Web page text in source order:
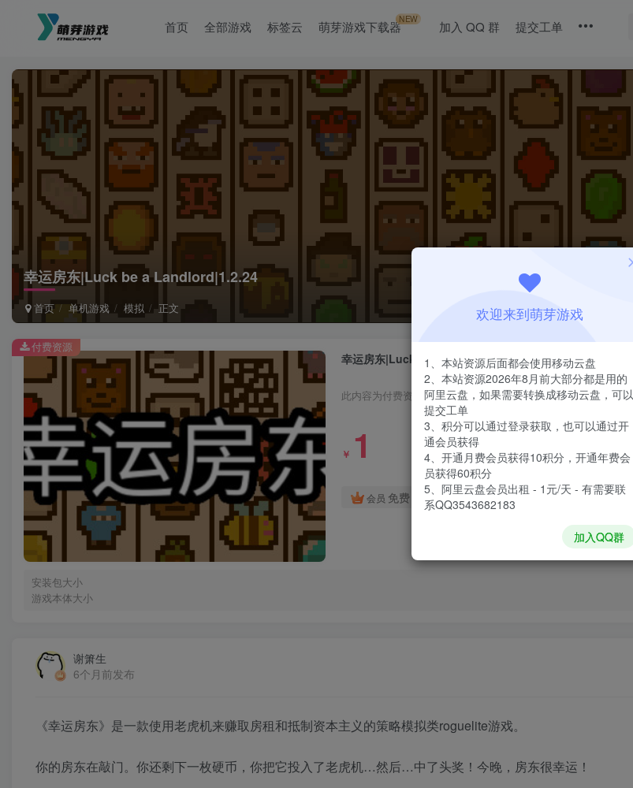
首页 全部游戏 标签云 萌芽游戏下载器NEW 加入 QQ 群 提交工单
幸运房东|Luck be a Landlord|1.2.24
首页 单机游戏 模拟 正文
幸运房东|Luck be a Landlord|1.2.24
此内容为付费资源，请付费后查看
￥ 1
会员 免费
安装包大小
游戏本体大小
付费资源
谢箫生
6个月前发布
《幸运房东》是一款使用老虎机来赚取房租和抵制资本主义的策略模拟类roguelite游戏。
你的房东在敲门。你还剩下一枚硬币，你把它投入了老虎机…然后…中了头奖！今晚，房东很幸运！
欢迎来到萌芽游戏
1、本站资源后面都会使用移动云盘
2、本站资源2026年8月前大部分都是用的
阿里云盘，如果需要转换成移动云盘，可以
提交工单
3、积分可以通过登录获取，也可以通过开
通会员获得
4、开通月费会员获得10积分，开通年费会
员获得60积分
5、阿里云盘会员出租 - 1元/天 - 有需要联
系QQ3543682183
加入QQ群